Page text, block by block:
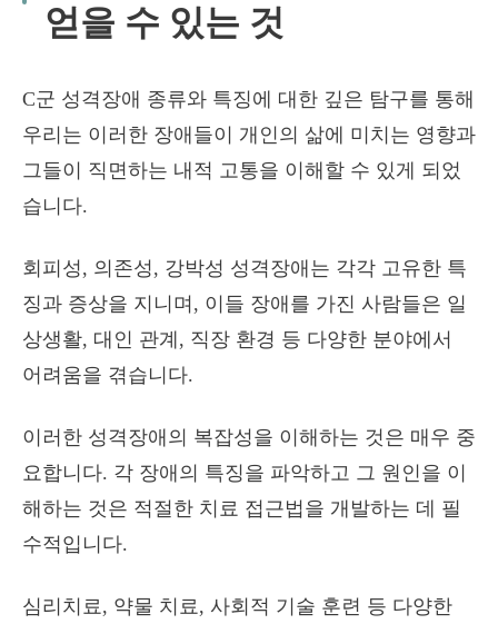
얻을 수 있는 것
C군 성격장애 종류와 특징에 대한 깊은 탐구를 통해
우리는 이러한 장애들이 개인의 삶에 미치는 영향과
그들이 직면하는 내적 고통을 이해할 수 있게 되었
습니다.
회피성, 의존성, 강박성 성격장애는 각각 고유한 특
징과 증상을 지니며, 이들 장애를 가진 사람들은 일
상생활, 대인 관계, 직장 환경 등 다양한 분야에서
어려움을 겪습니다.
이러한 성격장애의 복잡성을 이해하는 것은 매우 중
요합니다. 각 장애의 특징을 파악하고 그 원인을 이
해하는 것은 적절한 치료 접근법을 개발하는 데 필
수적입니다.
심리치료, 약물 치료, 사회적 기술 훈련 등 다양한